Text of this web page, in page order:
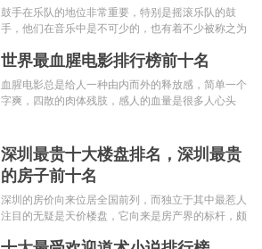
鼓手在乐队的地位非常重要，特别是摇滚乐队的鼓
手，他们在音乐中是不可少的，也有着不少被称之为
巴拉排行榜网小编为你们带来......
世界最血腥电影排行榜前十名
血腥电影总是给人一种由内而外的释放感，简单一个
字爽，四散的肉体残肢，感人的血量是很多人心头
深圳最贵十大楼盘排名，深圳最贵
的房子前十名
深圳的房价向来位居全国前列，而独立于其中最惹人
注目的无疑是天价楼盘，它向来是房产界的标杆，颇